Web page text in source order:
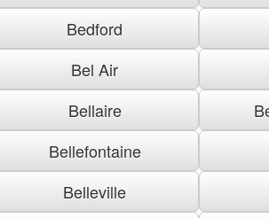
Bedford
Bel Air
Bellaire
Bellefontaine
Belleville